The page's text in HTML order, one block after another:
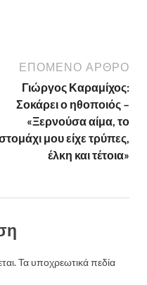
ΕΠΌΜΕΝΟ ΆΡΘΡΟ
Γιώργος Καραμίχος:
Σοκάρει ο ηθοποιός –
«Ξερνούσα αίμα, το
μου είχε τρύπες,
έλκη και τέτοια»
Τα υποχρεωτικά πεδία